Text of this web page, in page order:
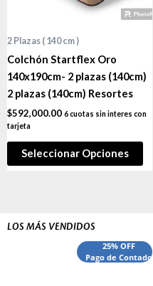
2 Plazas ( 140 cm )
Colchón Startflex Oro
140x190cm- 2 plazas (140cm)
2 plazas (140cm) Resortes
$592,000.00 6 cuotas sin interes con
tarjeta
Seleccionar Opciones
LOS MÁS VENDIDOS
25% OFF
Pago de Contado
precio
El
precio